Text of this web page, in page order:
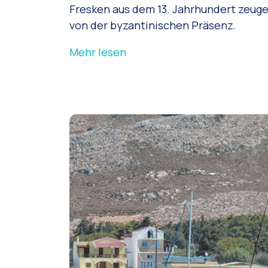
Fresken aus dem 13. Jahrhundert
von der byzantinischen Präsenz.
Mehr lesen